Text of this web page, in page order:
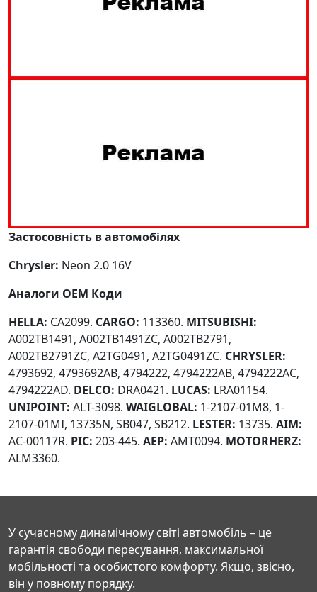
Застосовність в автомобілях
Chrysler: Neon 2.0 16V
Аналоги OEM Коди
HELLA: CA2099. CARGO: 113360. MITSUBISHI:
A002TB1491, A002TB1491ZC, A002TB2791,
A002TB2791ZC, A2TG0491, A2TG0491ZC. CHRYSLER:
4793692, 4793692AB, 4794222, 4794222AB, 4794222AC,
4794222AD. DELCO: DRA0421. LUCAS: LRA01154.
UNIPOINT: ALT-3098. WAIGLOBAL: 1-2107-01M8, 1-
2107-01MI, 13735N, SB047, SB212. LESTER: 13735. AIM:
AC-00117R. PIC: 203-445. AEP: AMT0094. MOTORHERZ:
ALM3360.
У сучасному динамічному світі автомобіль – це
гарантія свободи пересування, максимальної
мобільності та особистого комфорту. Якщо, звісно,
він у повному порядку.